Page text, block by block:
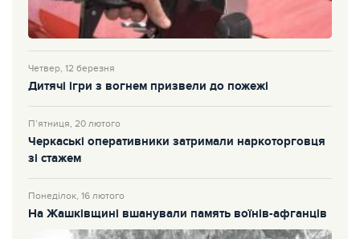
Четвер, 12 березня
Дитячі ігри з вогнем призвели до пожежі
П’ятниця, 20 лютого
Черкаські оперативники затримали наркоторговця
зі стажем
Понеділок, 16 лютого
На Жашківщині вшанували память воїнів-афганців